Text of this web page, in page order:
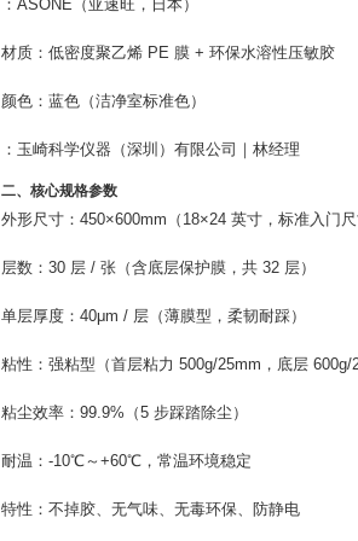
：ASONE（亚速旺，日本）
材质 ： 低密度聚乙烯 PE 膜 + 环保水溶性压敏胶
颜色 ： 蓝色 （洁净室标准色）
：玉崎科学仪器（深圳）有限公司｜林经理
二、核心规格参数
外形尺寸 ： 450×600mm （18×24 英寸，标准入门尺
层数 ： 30 层 / 张 （含底层保护膜，共 32 层）
单层厚度 ： 40μm / 层 （薄膜型，柔韧耐踩）
粘性 ： 强粘型 （首层粘力 500g/25mm，底层 600g/
粘尘效率 ： 99.9% （5 步踩踏除尘）
耐温 ： -10℃～+60℃ ，常温环境稳定
特性 ： 不掉胶、无气味、无毒环保、防静电